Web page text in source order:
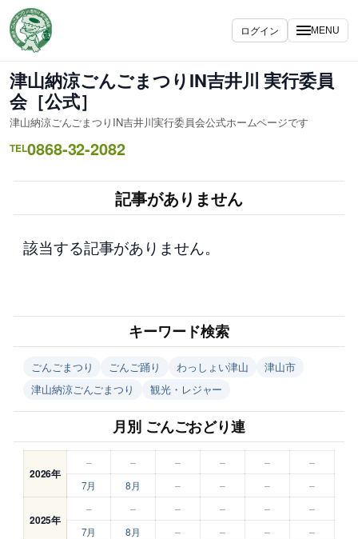
容
を
ス
キ
ッ
プ
ログイン MENU
津山納涼ごんごまつりIN吉井川 実行委員
会［公式］
津山納涼ごんごまつりIN吉井川実行委員会公式ホームページです
TEL0868-32-2082
記事がありません
該当する記事がありません。
キーワード検索
ごんごまつり ごんご踊り わっしょい津山
津山市
津山納涼ごんごまつり
観光・レジャー
月別 ごんごおどり連
2026年
– – – – –
–
7月
8月 – – – –
2025年
– – – – –
–
7月
8月 – – – –